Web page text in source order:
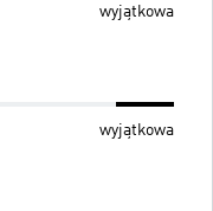
wyjątkowa
wyjątkowa